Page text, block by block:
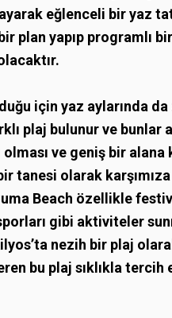
eğlenceli bir yaz
plan yapıp programlı
için yaz aylarında
plaj bulunur ve bunlar
ve geniş bir alana
tanesi olarak karşımıza
Beach özellikle
gibi aktiviteler
nezih bir plaj
bu plaj sıklıkla tercih